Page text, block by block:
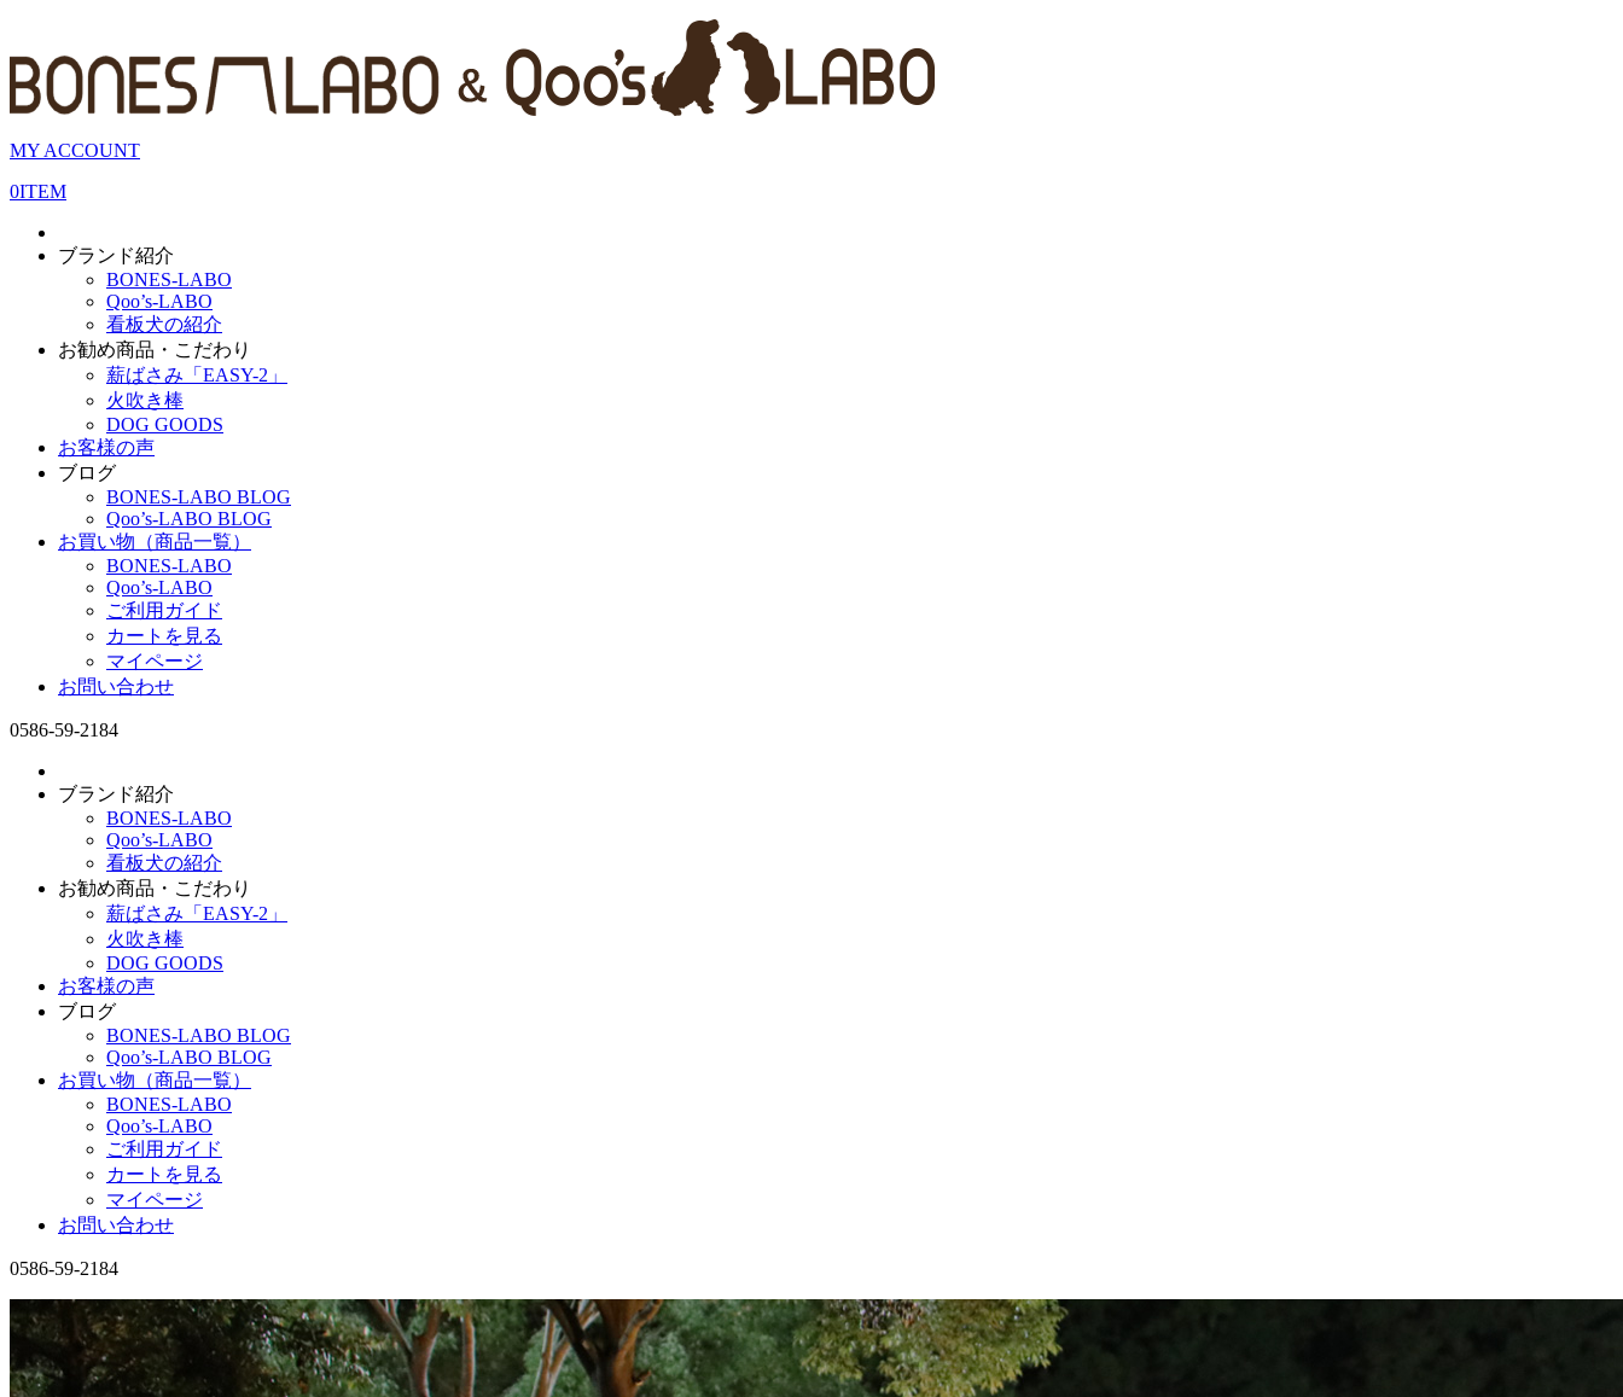
MY ACCOUNT
0ITEM
ブランド紹介
BONES-LABO
Qoo’s-LABO
看板犬の紹介
お勧め商品・こだわり
薪ばさみ「EASY-2」
火吹き棒
DOG GOODS
お客様の声
ブログ
BONES-LABO BLOG
Qoo’s-LABO BLOG
お買い物（商品一覧）
BONES-LABO
Qoo’s-LABO
ご利用ガイド
カートを見る
マイページ
お問い合わせ
0586-59-2184
ブランド紹介
BONES-LABO
Qoo’s-LABO
看板犬の紹介
お勧め商品・こだわり
薪ばさみ「EASY-2」
火吹き棒
DOG GOODS
お客様の声
ブログ
BONES-LABO BLOG
Qoo’s-LABO BLOG
お買い物（商品一覧）
BONES-LABO
Qoo’s-LABO
ご利用ガイド
カートを見る
マイページ
お問い合わせ
0586-59-2184